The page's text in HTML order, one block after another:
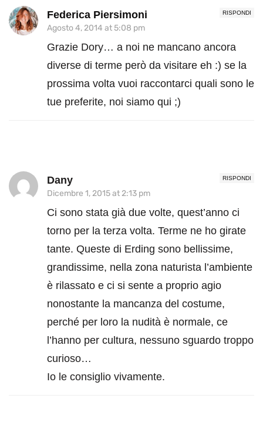
RISPONDI
Federica Piersimoni
Agosto 4, 2014 at 5:08 pm
Grazie Dory… a noi ne mancano ancora
diverse di terme però da visitare eh :) se la
prossima volta vuoi raccontarci quali sono le
tue preferite, noi siamo qui ;)
RISPONDI
Dany
Dicembre 1, 2015 at 2:13 pm
Ci sono stata già due volte, quest’anno ci
torno per la terza volta. Terme ne ho girate
tante. Queste di Erding sono bellissime,
grandissime, nella zona naturista l’ambiente
è rilassato e ci si sente a proprio agio
nonostante la mancanza del costume,
perché per loro la nudità è normale, ce
l’hanno per cultura, nessuno sguardo troppo
curioso…
Io le consiglio vivamente.